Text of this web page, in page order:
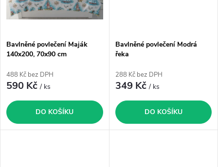
Bavlněné povlečení Maják
140x200, 70x90 cm
488 Kč bez DPH
590 Kč/ ks
DO KOŠÍKU
Bavlněné povlečení Modrá
řeka
288 Kč bez DPH
349 Kč/ ks
DO KOŠÍKU